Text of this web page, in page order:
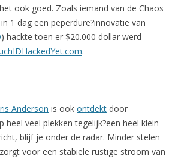
ook goed. Zoals iemand van de Chaos
1 dag een peperdure?innovatie van
) hackte toen er $20.000 dollar werd
.
Anderson is ook ontdekt door
heel veel plekken tegelijk?een heel klein
blijf je onder de radar. Minder stelen
voor een stabiele rustige stroom van